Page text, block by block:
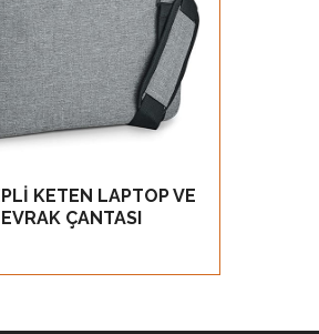
AT
KETEN LAPTOP VE
EVRAK ÇANTASI